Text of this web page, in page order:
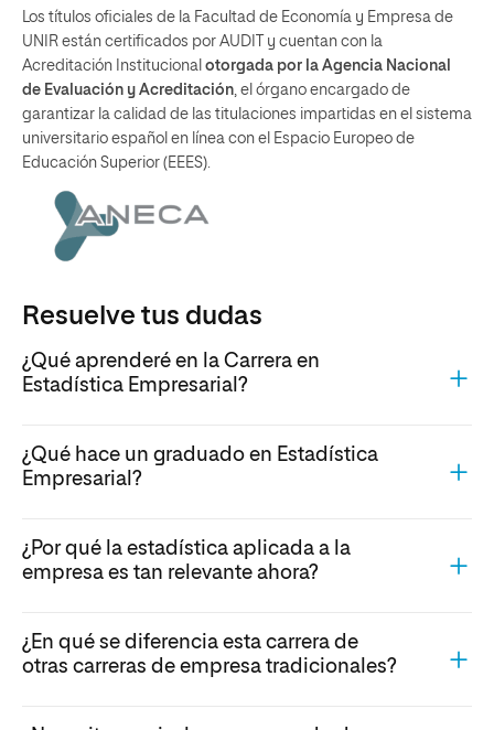
Los títulos oficiales de la Facultad de Economía y Empresa de
UNIR están certificados por AUDIT y cuentan con la
Acreditación Institucional otorgada por la Agencia Nacional
de Evaluación y Acreditación , el órgano encargado de
garantizar la calidad de las titulaciones impartidas en el sistema
universitario español en línea con el Espacio Europeo de
Educación Superior (EEES).
Resuelve tus dudas
¿Qué aprenderé en la Carrera en
Estadística Empresarial?
¿Qué hace un graduado en Estadística
Empresarial?
¿Por qué la estadística aplicada a la
empresa es tan relevante ahora?
¿En qué se diferencia esta carrera de
otras carreras de empresa tradicionales?